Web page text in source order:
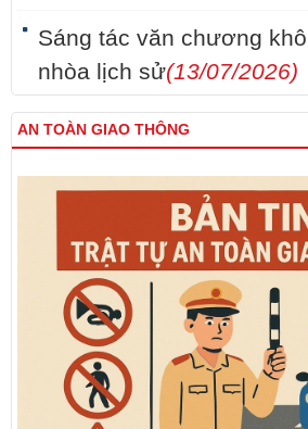
Sáng tác văn chương
nhòa lịch sử(13/07/2026)
AN TOÀN GIAO THÔNG